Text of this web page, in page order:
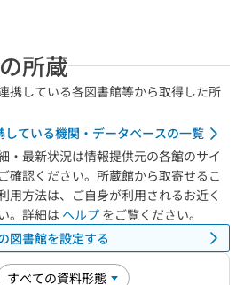
所蔵
携している各図書館等から取得した所
している機関・データベースの一覧
・最新状況は情報提供元の各館のサイ
確認ください。所蔵館から取寄せるこ
用方法は、ご自身が利用されるお近く
。詳細は ヘルプ をご覧ください。
図書館を設定する